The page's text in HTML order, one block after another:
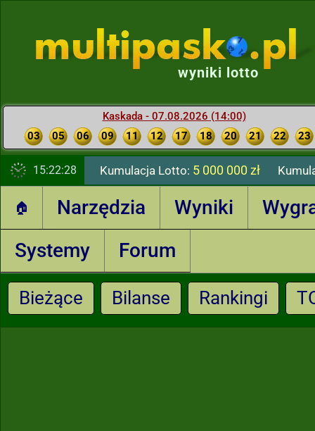
wyniki lotto
Kaskada - 07.08.2026 (14:00)
03
05 06 09 11 12 17 18 20 21 22 23
15:22:29 Kumulacja Lotto: 5 000 000 zł
🏠 Narzędzia Wyniki
Systemy
Forum
Bieżące Bilanse Rankingi